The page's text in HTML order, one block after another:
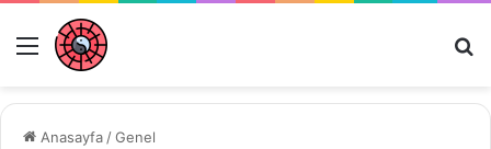
Menü
Anasayfa /Genel